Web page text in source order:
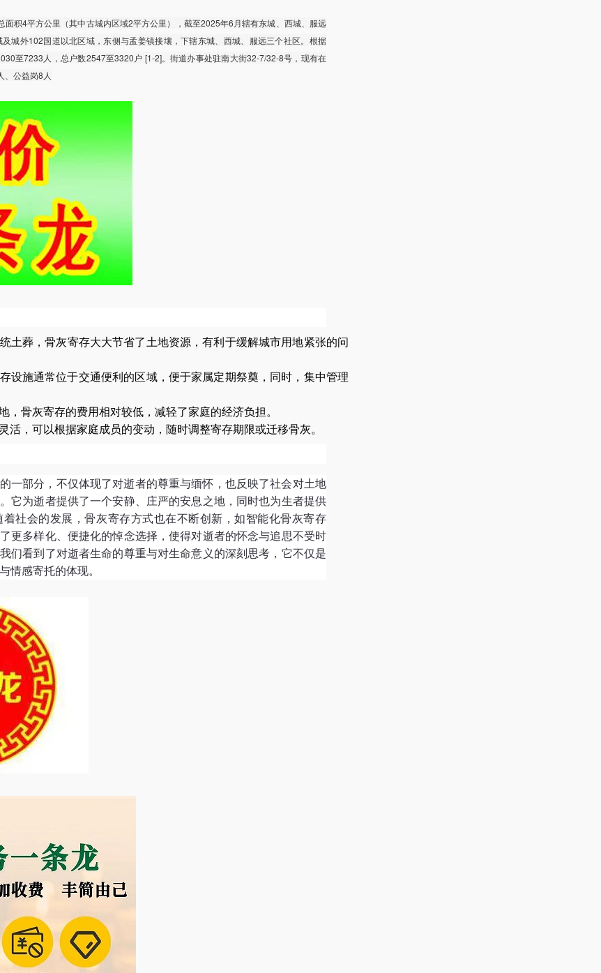
面积4平方公里（其中古城内区域2平方公里），截至2025年6月辖有东城、西城、服远
城外102国道以北区域，东侧与孟姜镇接壤，下辖东城、西城、服远三个社区。根据
至7233人，总户数2547至3320户 [1-2]。街道办事处驻南大街32-7/32-8号，现有在
、公益岗8人
土葬，骨灰寄存大大节省了土地资源，有利于缓解城市用地紧张的问
存设施通常位于交通便利的区域，便于家属定期祭奠，同时，集中管理
，骨灰寄存的费用相对较低，减轻了家庭的经济负担。
活，可以根据家庭成员的变动，随时调整寄存期限或迁移骨灰。
一部分，不仅体现了对逝者的尊重与缅怀，也反映了社会对土地
它为逝者提供了一个安静、庄严的安息之地，同时也为生者提供
社会的发展，骨灰寄存方式也在不断创新，如智能化骨灰寄存
更多样化、便捷化的悼念选择，使得对逝者的怀念与追思不受时
们看到了对逝者生命的尊重与对生命意义的深刻思考，它不仅是
情感寄托的体现。